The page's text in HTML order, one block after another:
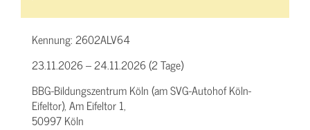
Kennung:2602ALV64
23.11.2026 – 24.11.2026 (2 Tage)
BBG-Bildungszentrum Köln (am SVG-Autohof Köln-
Eifeltor), Am Eifeltor 1,
50997 Köln